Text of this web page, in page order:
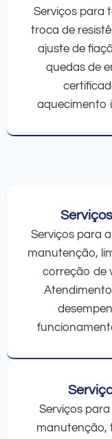
Serviços para
troca de
ajuste de
quedas de
aquecimento
Serviços para
manutenção,
correção de
Serviços
manutenção,